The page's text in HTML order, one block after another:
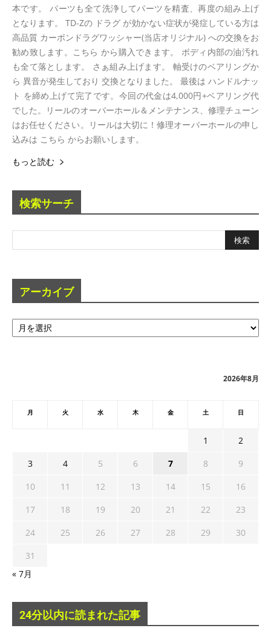
本です。 パーツも全て洗浄してパーツを精査、再度の組み上げ
となります。 TD-Zの ドラグ が効かない症状が発症している方は
高品質 カーボンドラグワッシャー(当店オリジナル) への交換をお
勧め致します。こちら から購入できます。 ボディ内部の油汚れ
も全て落とします。 さぁ組み上げます。 軸受けのベアリングか
ら 異音が発生しており 交換となりました。 最後は ハンドルナッ
ト を締め上げて完了です。今回の代金は4,000円+ベアリング代
でした。リールのオーバーホール＆メンテナンス、修理チューン
はお任せください。リールは大切に！修理オーバーホールの申し
込みは こちら からお願いします。
もっと読む
検索サーチ
アーカイブ
ア
ー
2026年8月
月 火 水 木 金 土 日
1
2
3
4 5 6 7 8
9
10
11 12 13 14 15
16
17
18 19 20 21 22
23
24
25 26 27 28 29
30
31
« 7月
24分以内に読まれた記事